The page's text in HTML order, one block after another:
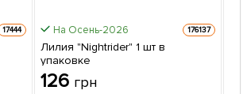
17444 На Осень-2026 176137
Лилия "Nightrider" 1 шт в
упаковке
126 грн